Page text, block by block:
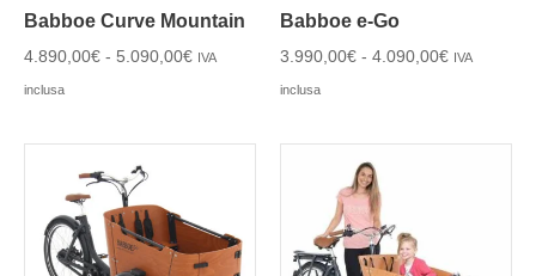
Babboe Curve Mountain
4.890,00€ - 5.090,00€ IVA
inclusa
Babboe e-Go
3.990,00€ - 4.090,00€ IVA
inclusa